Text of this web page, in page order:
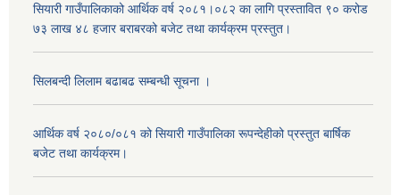
सियारी गाउँपालिकाको आर्थिक वर्ष २०८१।०८२ का लागि प्रस्तावित ९० करोड
७३ लाख ४८ हजार बराबरको बजेट तथा कार्यक्रम प्रस्तुत।
सिलबन्दी लिलाम बढाबढ सम्बन्धी सूचना ।
आर्थिक वर्ष २०८०/०८१ को सियारी गाउँपालिका रूपन्देहीको प्रस्तुत बार्षिक
बजेट तथा कार्यक्रम।